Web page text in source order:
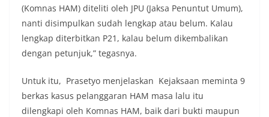
(Komnas HAM) diteliti oleh JPU (Jaksa Penuntut Umum),
nanti disimpulkan sudah lengkap atau belum. Kalau
lengkap diterbitkan P21, kalau belum dikembalikan
dengan petunjuk,” tegasnya.
Untuk itu, Prasetyo menjelaskan Kejaksaan meminta 9
berkas kasus pelanggaran HAM masa lalu itu
dilengkapi oleh Komnas HAM, baik dari bukti maupun